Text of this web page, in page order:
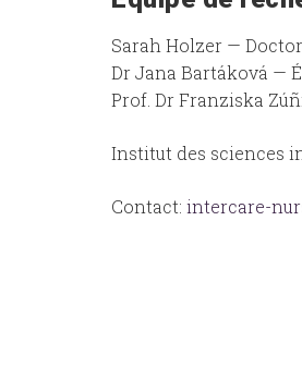
Sarah Holzer —
Dr Jana Bartáková —
Prof. Dr Franziska
Institut des sciences
Contact: intercare-